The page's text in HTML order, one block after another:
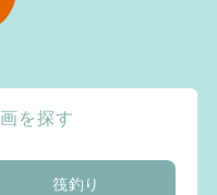
を探す
筏釣り